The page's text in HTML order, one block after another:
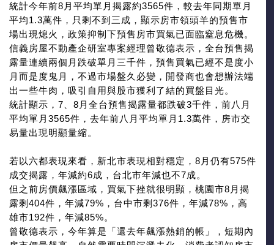
統計今年前8月平均單月揭露約3565件，較去年同期單月
平均1.3萬件，只剩不到三成，顯示房市領頭羊的預售市
場出現熄火，政策抑制下預售房市買氣已面臨窒息危機。
信義房屋不動產企研室專案經理曾敬德表示，全台預售揭
露量連續兩個月跌破單月三千件，預售買氣已經不是度小
月而是度鬼月，不過市場盤久必變，開發商也會想辦法端
出一些牛肉，吸引自用與股市獲利了結的買盤目光。
統計顯示，7、8月全台預售揭露量都跌破3千件，前八月
平均單月3565件，去年前八月平均單月1.3萬件，房市交
易量出現明顯量縮。
若以六都表現來看，新北市表現相對穩定，8月仍有575件
成交揭露，年減約6成，台北市年減也不7成。
但之前房價飆漲區域，買氣下挫就很明顯，桃園市8月揭
露剩404件，年減79%，台中市剩376件，年減78%，高
雄市192件，年減85%。
曾敬德表示，今年算是「還去年飆漲熱銷的帳」，短期內